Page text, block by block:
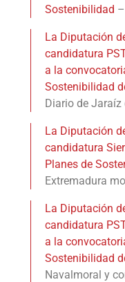
Sostenibilidad
La Diputación
candidatura
a la
Sostenibilidad
Diario de Jaraíz
La Diputación
candidatura
Planes de
Extremadura
La Diputación
candidatura
a la
Sostenibilidad
Navalmoral y